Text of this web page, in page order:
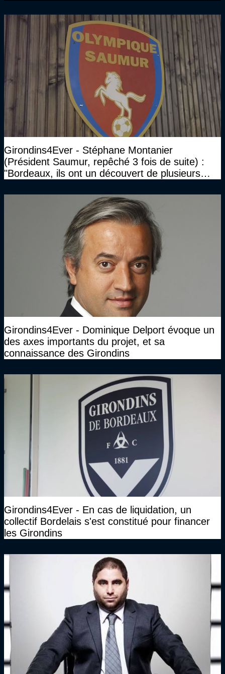
haut niveau"
Girondins4Ever - Stéphane Montanier
(Président Saumur, repêché 3 fois de suite) :
"Bordeaux, ils ont un découvert de plusieurs
Girondins4Ever - Dominique Delport évoque un
des axes importants du projet, et sa
connaissance des Girondins
Girondins4Ever - En cas de liquidation, un
collectif Bordelais s'est constitué pour financer
les Girondins